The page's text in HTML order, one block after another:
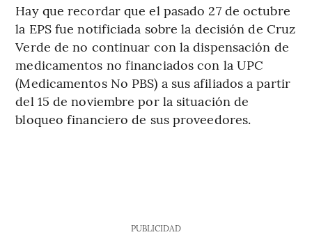
Hay que recordar que el pasado 27 de octubre
la EPS fue notificiada sobre la decisión de Cruz
Verde de no continuar con la dispensación de
medicamentos no financiados con la UPC
(Medicamentos No PBS) a sus afiliados a partir
del 15 de noviembre por la situación de
bloqueo financiero de sus proveedores.
PUBLICIDAD